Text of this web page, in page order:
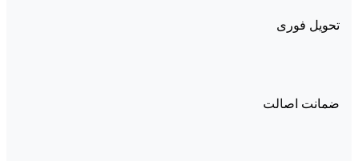
تحویل فوری
ضمانت اصالت